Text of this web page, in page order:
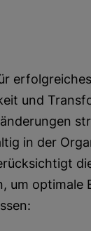
und
in der
um optimale